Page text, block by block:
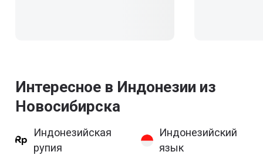
Интересное в Индонезии из
Новосибирска
Индонезийская
рупия
Индонезийский
язык